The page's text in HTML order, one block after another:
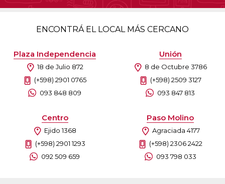
ENCONTRÁ EL LOCAL MÁS CERCANO
Plaza Independencia
18 de Julio 872
(+598) 2901 0765
093 848 809
Unión
8 de Octubre 3786
(+598) 2509 3127
093 847 813
Centro
Ejido 1368
(+598) 2901 1293
092 509 659
Paso Molino
Agraciada 4177
(+598) 2306 2422
093 798 033